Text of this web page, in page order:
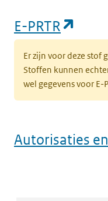
E-PRTR
Er zijn voor deze stof
Stoffen kunnen
wel gegevens voor E-
Autorisaties